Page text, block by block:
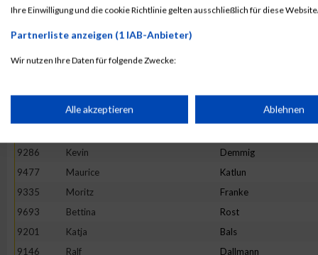
9150
Sandra Jenning
9569
Anke
9517
Marcel Krenzel
Anika
9286
Kevin Demmig
9477
Maurice Katlun
9335
Moritz Franke
9693
Bettina Rost
9201
Katja Bals
9146
Ralf Dallmann
Ihre Einwilligung und die cookie Richtlinie gelten ausschließlich für diese
Partnerliste anzeigen (1 IAB-Anbieter)
Wir nutzen Ihre Daten für folgende Zwecke:
Speichern von oder Zugriff auf Informationen auf einem
Verwendung reduzierter Daten zur Auswahl von Werbeanzeigen
Erstellung von Profilen für personalisierte Werbung
Verwendung von Profilen zur Auswahl personalisierter Werbung
Alle akzeptieren Ablehnen